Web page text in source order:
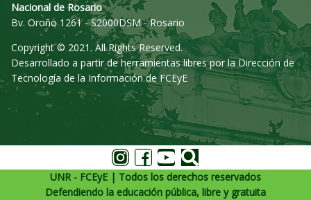
Nacional de Rosario
Bv. Oroño 1261 - S2000DSM - Rosario
Copyright © 2021. All Rights Reserved.
Desarrollado a partir de herramientas libres por la Dirección de
Tecnología de la Información de FCEyE
UNR - FCEyE | Todos los derechos reservados
Defendiendo la educación pública, libre y gratuita